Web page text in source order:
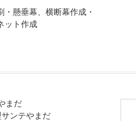
・懸垂幕、横断幕作成・
ット作成
まだ
ンテやまだ